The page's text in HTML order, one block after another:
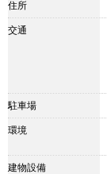
住所
交通
駐車場
環境
建物設備